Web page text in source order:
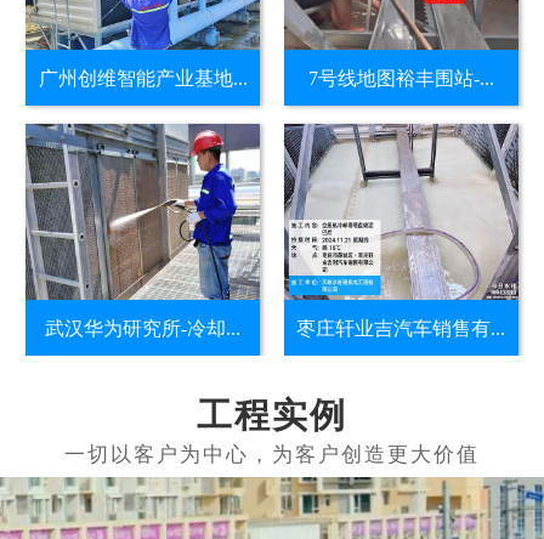
广州创维智能产业基地... 7号线地图裕丰围站-...
武汉华为研究所-冷却... 枣庄轩业吉汽车销售有...
工程实例